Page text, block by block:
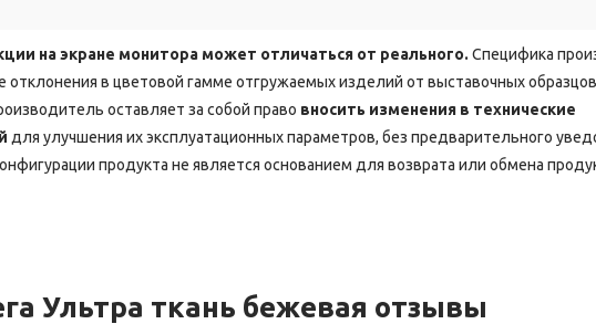
на экране монитора может отличаться от реального. Специфика
отклонения в цветовой гамме отгружаемых изделий от выставочных
оставляет за собой право вносить изменения в технические
для улучшения их эксплуатационных параметров, без предварительного
продукта не является основанием для возврата или обмена
Ультра ткань бежевая отзывы